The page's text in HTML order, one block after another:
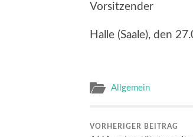
Vorsitzender
Halle (Saale), den
Allgemein
VORHERIGER BEITRAG